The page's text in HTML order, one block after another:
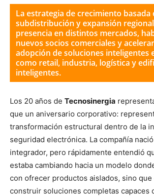
La estrategia de crecimiento basada
subdistribución y expansión
presencia en distintos mercados,
nuevos socios comerciales y
adopción de soluciones inteligentes
como retail, industria, logística y
inteligentes.
Los 20 años de Tecnosinergia
que un aniversario corporativo:
transformación estructural dentro de la
seguridad electrónica. La compañía
integrador, pero rápidamente entendió
estaba cambiando hacia un modelo
con ofrecer productos aislados, sino que
construir soluciones completas capaces